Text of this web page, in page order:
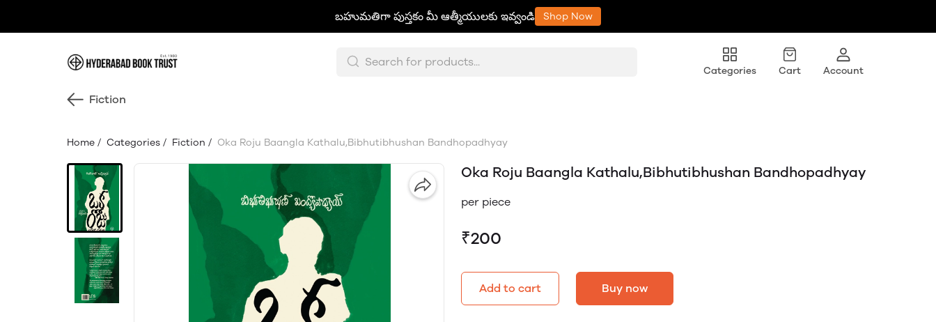
బహుమతిగా పుస్తకం మీ ఆత్మీయులకు ఇవ్వండి Shop Now
Categories Cart Account
Fiction
Home / Categories / Fiction / Oka Roju Baangla Kathalu,Bibhutibhushan Bandhopadhyay
Oka Roju Baangla Kathalu,Bibhutibhushan Bandhopadhyay
per piece
₹200
Add to cart Buy now